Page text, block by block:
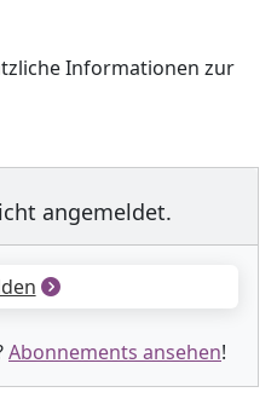
Informationen zur
angemeldet.
Abonnements ansehen!